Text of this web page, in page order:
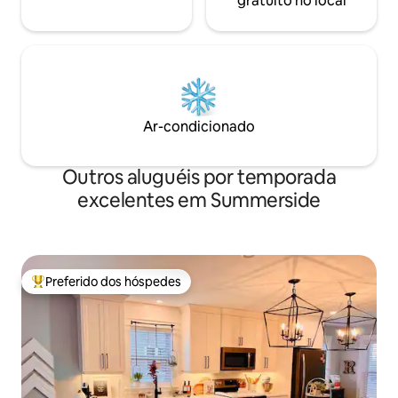
Ar-condicionado
Outros aluguéis por temporada
excelentes em Summerside
Entre os melhores preferidos dos hóspedes
Preferido dos hóspedes